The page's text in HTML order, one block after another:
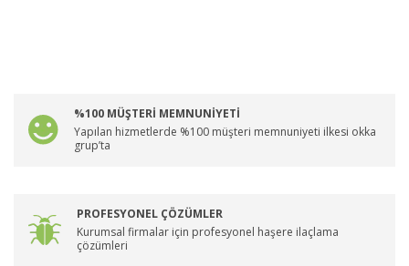
%100 MÜŞTERİ MEMNUNİYETİ
Yapılan hizmetlerde %100 müşteri memnuniyeti ilkesi okka
grup’ta
PROFESYONEL ÇÖZÜMLER
Kurumsal firmalar için profesyonel haşere ilaçlama
çözümleri